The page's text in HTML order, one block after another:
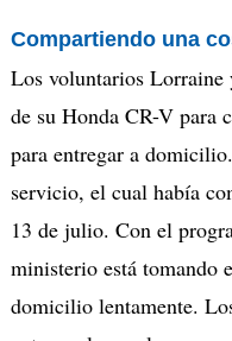
Compartiendo una
Los voluntarios Lorraine
de su Honda CR-V para
para entregar a
servicio, el cual había
13 de julio. Con el
ministerio está tomando
domicilio lentamente.